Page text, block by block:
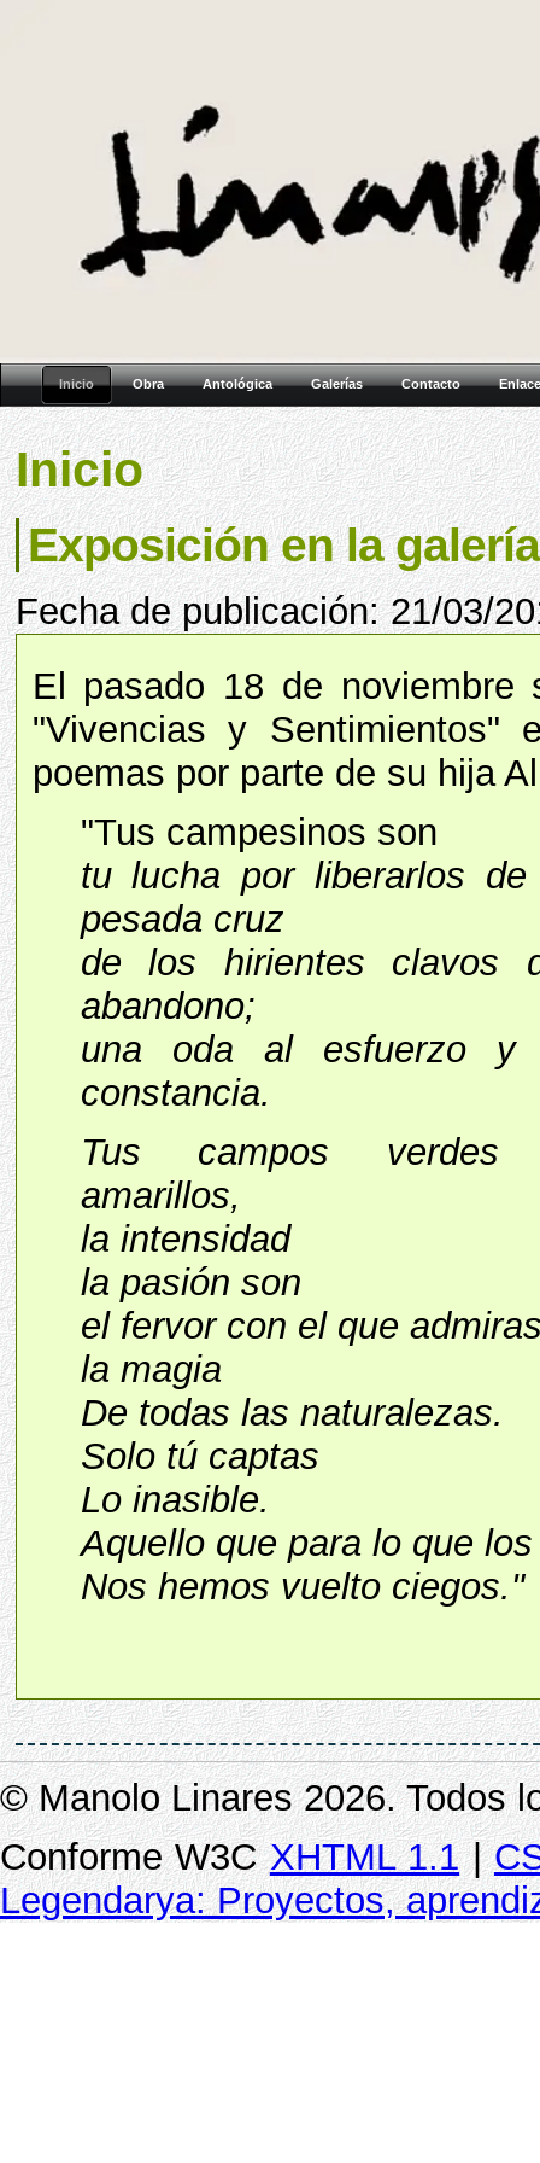
Inicio Obra Antológica Galerías Contacto
Inicio
Exposición en la
Fecha de publicación: 21/03/
El pasado 18 de noviembre
"Vivencias y
poemas por parte de su hija
"Tus campesinos son
tu lucha por liberarlos
pesada cruz
de los hirientes clavos
abandono;
una oda al esfuerzo y
constancia.
Tus campos
amarillos,
la intensidad
la pasión son
el fervor con el que
la magia
De todas las naturalezas.
Solo tú captas
Lo inasible.
Aquello que para lo que
Nos hemos vuelto ciegos."
© Manolo Linares 2026. Todos
Conforme W3CXHTML 1.1|
Legendarya: Proyectos,